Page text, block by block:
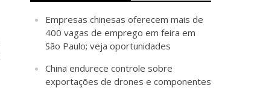
Empresas chinesas oferecem mais de
400 vagas de emprego em feira em
São Paulo; veja oportunidades
China endurece controle sobre
exportações de drones e componentes